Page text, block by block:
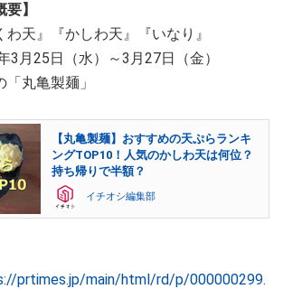
】
わ天』『かしわ天』『いなり』
25日（水）～3月27日（金）
丸亀製麺」
【丸亀製麺】おすすめの天ぷらランキ
ングTOP10！人気のかしわ天は何位？
持ち帰りで半額？
イチオシ編集部
prtimes.jp/main/html/rd/p/000000299.